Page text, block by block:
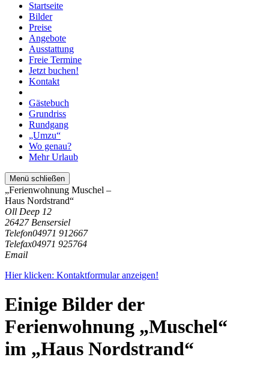
Startseite
Bilder
Preise
Angebote
Ausstattung
Freie Termine
Jetzt buchen!
Kontakt
Gästebuch
Grundriss
Rundgang
„Umzu“
Wo genau?
Mehr Urlaub
Menü schließen
„Ferienwohnung Muschel –
Haus Nordstrand“
Oll Deep 12
26427 Bensersiel
Telefon04971 912667
Telefax04971 925764
Email
Hier klicken: Kontaktformular anzeigen!
Einige Bilder der
Ferienwohnung „Muschel“
im „Haus Nordstrand“